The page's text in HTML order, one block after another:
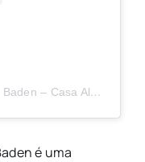
A post shared by Choperia Baden Baden – Casa Alemã de Campos do Jordão (@badenbadenchoperia)
é uma